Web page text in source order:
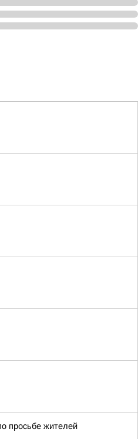
просьбе жителей